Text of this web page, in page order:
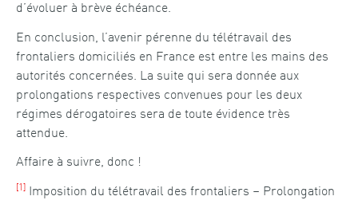
d’évoluer à brève échéance.
En conclusion, l’avenir pérenne du télétravail des
frontaliers domiciliés en France est entre les mains des
autorités concernées. La suite qui sera donnée aux
prolongations respectives convenues pour les deux
régimes dérogatoires sera de toute évidence très
attendue.
Affaire à suivre, donc !
[1] Imposition du télétravail des frontaliers – Prolongation